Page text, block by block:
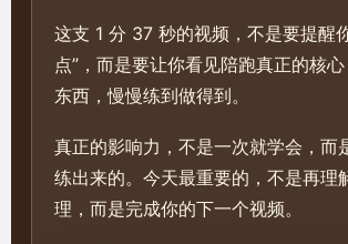
这支 1 分 37 秒的视频，不是要提醒
点”，而是要让你看见陪跑真正的核
东西，慢慢练到做得到。
真正的影响力，不是一次就学会，而
练出来的。今天最重要的，不是再理
理，而是完成你的下一个视频。